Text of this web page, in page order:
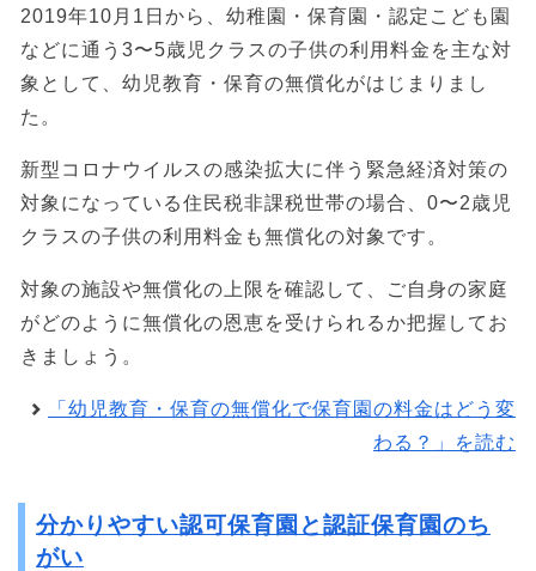
2019年10月1日から、幼稚園・保育園・認定こども園
などに通う3〜5歳児クラスの子供の利用料金を主な対
象として、幼児教育・保育の無償化がはじまりまし
た。
新型コロナウイルスの感染拡大に伴う緊急経済対策の
対象になっている住民税非課税世帯の場合、0〜2歳児
クラスの子供の利用料金も無償化の対象です。
対象の施設や無償化の上限を確認して、ご自身の家庭
がどのように無償化の恩恵を受けられるか把握してお
きましょう。
「幼児教育・保育の無償化で保育園の料金はどう変
わる？」を読む
分かりやすい認可保育園と認証保育園のち
がい